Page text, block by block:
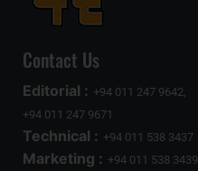
Contact Us
Editorial : +94 011 247 9642,
+94 011 247 9671
Technical : +94 011 538 3437
Marketing : +94 011 538 3439